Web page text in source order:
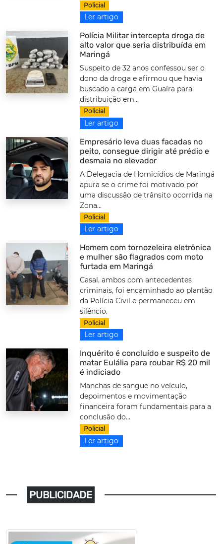
Policial
Ler artigo
Polícia Militar intercepta droga de
alto valor que seria distribuída em
Maringá
Suspeito de 32 anos confessou ser o
dono da droga e afirmou que havia
buscado a carga em Guaíra para
distribuição em...
Policial
Ler artigo
Empresário leva duas facadas no
peito, consegue dirigir até prédio e
desmaia no elevador
A Delegacia de Homicídios de Maringá
apura se o crime foi motivado por
uma discussão de trânsito ocorrida na
Zona...
Policial
Ler artigo
Homem com tornozeleira eletrônica
e mulher são flagrados com moto
furtada em Maringá
Casal, ambos com antecedentes
criminais, foi encaminhado ao plantão
da Polícia Civil e permaneceu em
silêncio.
Policial
Ler artigo
Inquérito é concluído e suspeito de
matar Eulália para roubar R$ 20 mil
é indiciado
Manchas de sangue no veículo,
depoimentos e movimentação
financeira foram fundamentais para a
conclusão do...
Policial
Ler artigo
PUBLICIDADE